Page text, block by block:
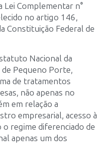
Complementar n°
no artigo 146,
Constituição Federal de
Nacional da
Pequeno Porte,
de tratamentos
não apenas no
em relação a
empresarial, acesso à
regime diferenciado de
apenas um dos